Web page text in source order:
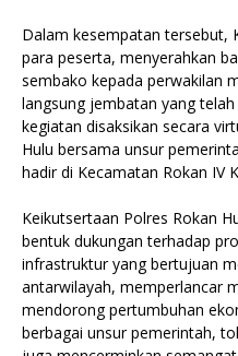
Dalam kesempatan tersebut,
para peserta, menyerahkan
sembako kepada perwakilan
langsung jembatan yang
kegiatan disaksikan secara
Hulu bersama unsur
hadir di Kecamatan Rokan IV
Keikutsertaan Polres Rokan
bentuk dukungan terhadap
infrastruktur yang bertujuan
antarwilayah, memperlancar
mendorong pertumbuhan
berbagai unsur pemerintah,